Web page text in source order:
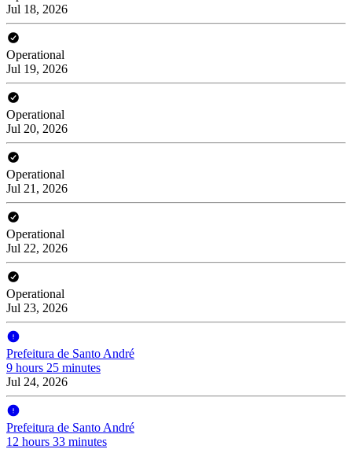
Jul 18, 2026
Operational
Jul 19, 2026
Operational
Jul 20, 2026
Operational
Jul 21, 2026
Operational
Jul 22, 2026
Operational
Jul 23, 2026
Prefeitura de Santo André
9 hours 25 minutes
Jul 24, 2026
Prefeitura de Santo André
12 hours 33 minutes